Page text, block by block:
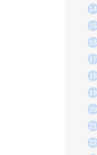
14
15
16
17
18
19
20
21
22